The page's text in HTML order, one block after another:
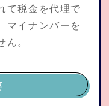
て税金を代理で
マイナンバーを
。